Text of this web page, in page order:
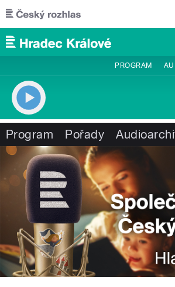
Přejít k hlavnímu obsahu
PROGRAM
Program Pořady